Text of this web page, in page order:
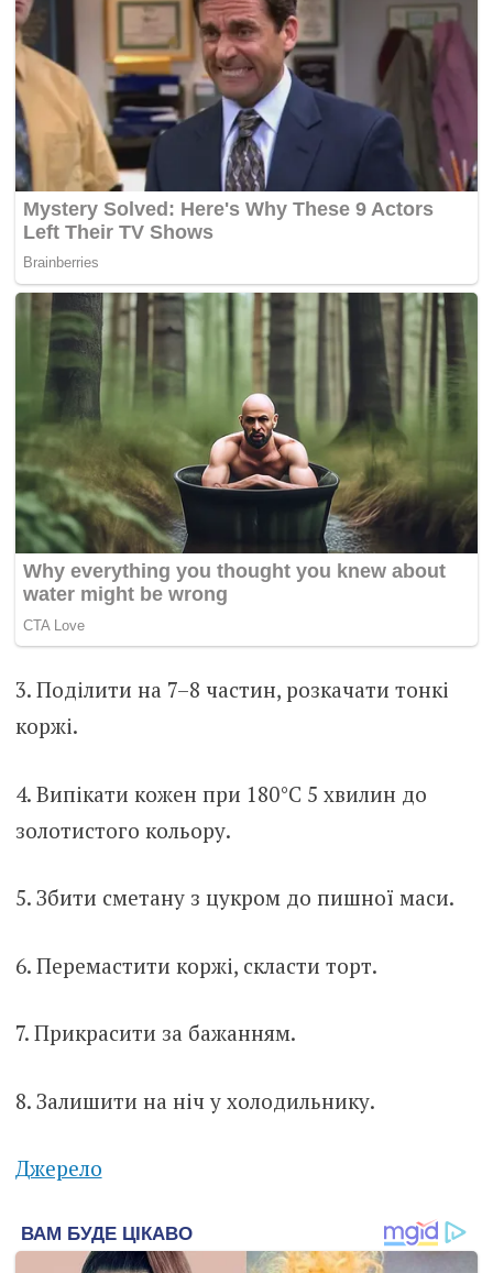
3. Поділити на 7–8 частин, розкачати тонкі
коржі.
4. Випікати кожен при 180°C 5 хвилин до
золотистого кольору.
5. Збити сметану з цукром до пишної маси.
6. Перемастити коржі, скласти торт.
7. Прикрасити за бажанням.
8. Залишити на ніч у холодильнику.
Джерело